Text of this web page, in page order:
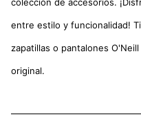
entre estilo y funcionalidad!
zapatillas o pantalones
original.